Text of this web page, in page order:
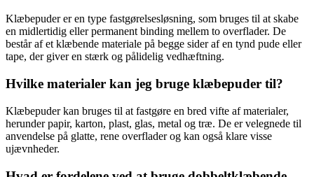
Klæbepuder er en type fastgørelsesløsning, som bruges til at skabe
en midlertidig eller permanent binding mellem to overflader. De
består af et klæbende materiale på begge sider af en tynd pude eller
tape, der giver en stærk og pålidelig vedhæftning.
Hvilke materialer kan jeg bruge klæbepuder til?
Klæbepuder kan bruges til at fastgøre en bred vifte af materialer,
herunder papir, karton, plast, glas, metal og træ. De er velegnede til
anvendelse på glatte, rene overflader og kan også klare visse
ujævnheder.